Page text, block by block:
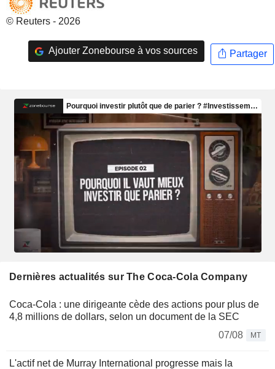
© Reuters - 2026
Ajouter Zonebourse à vos sources Partager
Dernières actualités sur The Coca-Cola Company
Coca-Cola : une dirigeante cède des actions pour plus de
4,8 millions de dollars, selon un document de la SEC
07/08
MT
L'actif net de Murray International progresse mais la